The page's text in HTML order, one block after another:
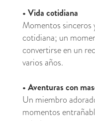
•Vida cotidiana
Momentos
cotidiana; un
convertirse en un
varios años.
•Aventuras con
Un miembro
momentos